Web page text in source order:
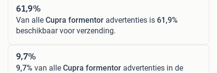
61,9%
Van alle Cupra formentor advertenties is 61,9%
beschikbaar voor verzending.
9,7%
9,7% van alle Cupra formentor advertenties in de